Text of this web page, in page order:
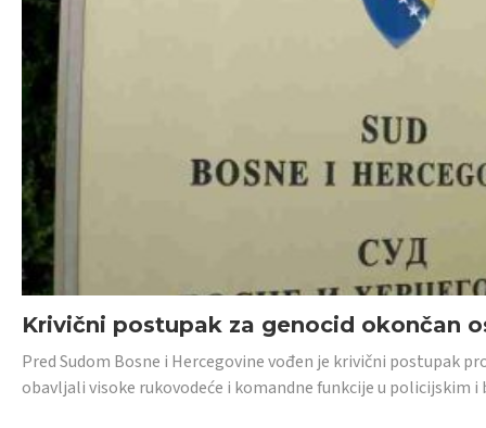
Krivični postupak za genocid okončan
Pred Sudom Bosne i Hercegovine vođen je krivični postupak
obavljali visoke rukovodeće i komandne funkcije u policijskim